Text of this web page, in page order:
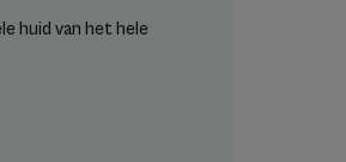
huid van het hele